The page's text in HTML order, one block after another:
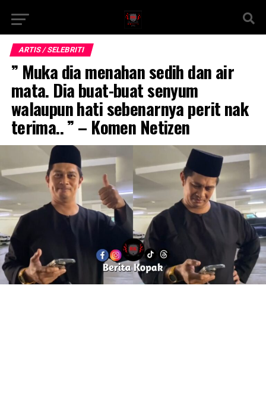
ARTIS / SELEBRITI
” Muka dia menahan sedih dan air
mata. Dia buat-buat senyum
walaupun hati sebenarnya perit nak
terima.. ” – Komen Netizen